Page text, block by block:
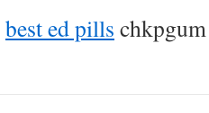
best ed pills chkpgum